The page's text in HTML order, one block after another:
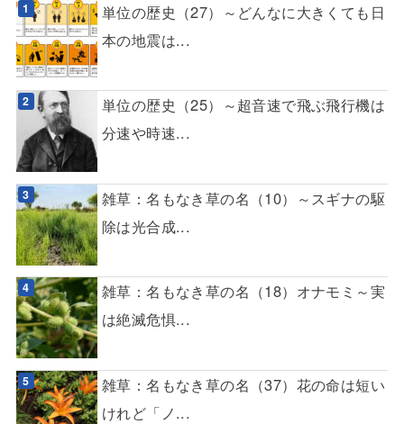
単位の歴史（27）～どんなに大きくても日
本の地震は...
単位の歴史（25）～超音速で飛ぶ飛行機は
分速や時速...
雑草：名もなき草の名（10）～スギナの駆
除は光合成...
雑草：名もなき草の名（18）オナモミ～実
は絶滅危惧...
雑草：名もなき草の名（37）花の命は短い
けれど「ノ...